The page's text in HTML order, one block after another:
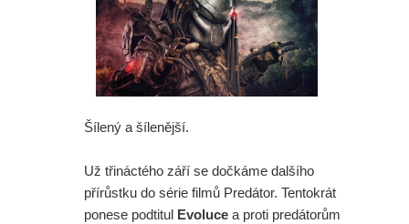
Šílenou noc 2. A upoutávka na
skvělý Star Wars projekt
Daredevil: Znovuzrození - Skvělá
herečka z Iron Fista odmítla účast v
další řadě
Režisér Spider-Mana odmítl dohled
Šílený a šílenější.
Už třináctého září se dočkáme dalšího
přírůstku do série filmů Predátor. Tentokrát
ponese podtitul Evoluce a proti predátorům